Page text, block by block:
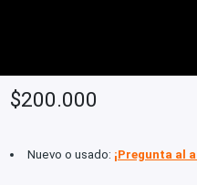
$200.000
Nuevo o usado: ¡Pregunta al